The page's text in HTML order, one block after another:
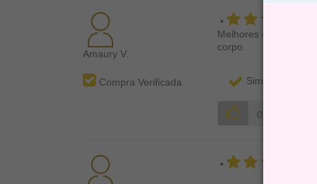
Amaury V.
Compra Verificada
•
Melhores que o rosa
corpo.
Sim,
0
•